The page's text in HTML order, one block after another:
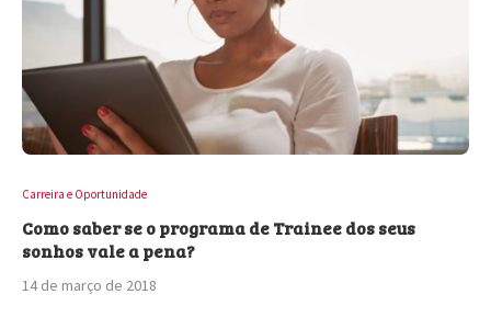
Carreira e Oportunidade
Como saber se o programa de Trainee dos seus
sonhos vale a pena?
14 de março de 2018